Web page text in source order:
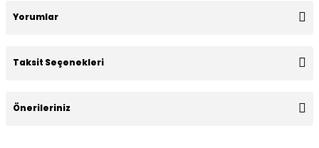
Yorumlar
Taksit Seçenekleri
Önerileriniz